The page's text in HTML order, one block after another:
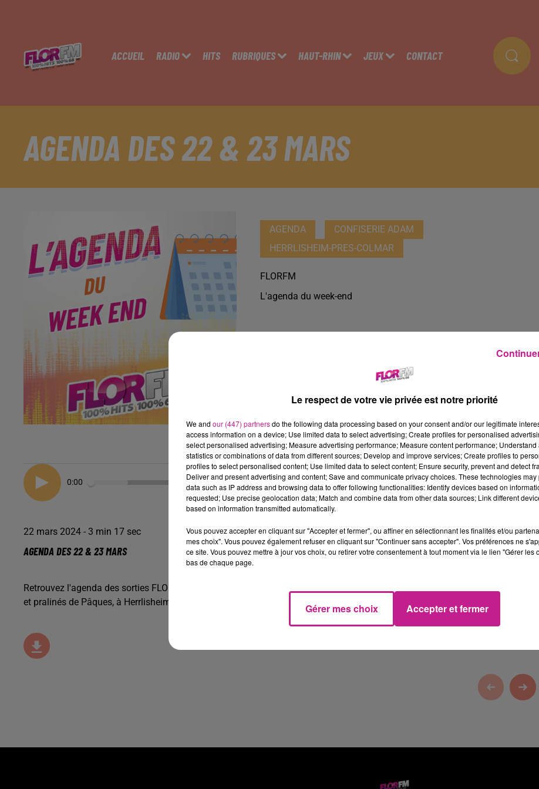
ACCUEIL RADIO HITS RUBRIQUES HAUT-RHIN JEUX CONTACT
AGENDA DES 22 & 23 MARS
AGENDA
CONFISERIE ADAM
HERRLISHEIM-PRES-COLMAR
FLORFM
L'agenda du week-end
0:00 3 min 17 sec
22 mars 2024 - 3 min 17 sec
AGENDA DES 22 & 23 MARS
Retrouvez l'agenda des sorties FLOR FM, avec la
et pralinés de Pâques, à Herrlisheim-près-Colmar
Le respect de votre vie privée est notre priorité
We and our (447) partnersdo the following data processing based on your consent and/or our legitimate
access information on a device; Use limited data to select advertising; Create profiles for personalised
select personalised advertising; Measure advertising performance; Measure content performance;
statistics or combinations of data from different sources; Develop and improve services; Create profiles to
profiles to select personalised content; Use limited data to select content; Ensure security, prevent and detect
Deliver and present advertising and content; Save and communicate privacy choices. These technologies
data such as IP address and browsing data to offer following functionalities: Identify devices based on
requested; Use precise geolocation data; Match and combine data from other data sources; Link different
based on information transmitted automatically.
Vous pouvez accepter en cliquant sur "Accepter et fermer", ou affiner en sélectionnant les finalités et/ou
mes choix". Vous pouvez également refuser en cliquant sur "Continuer sans accepter". Vos préférences ne
ce site. Vous pouvez mettre à jour vos choix, ou retirer votre consentement à tout moment via le lien "Gérer les
bas de chaque page.
Gérer mes choix Accepter et fermer